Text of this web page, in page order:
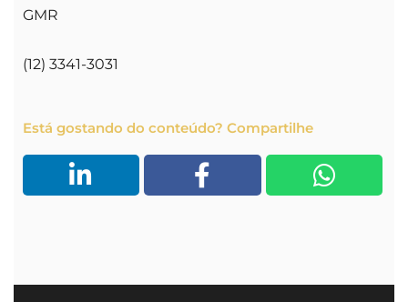
GMR
(12) 3341-3031
Está gostando do conteúdo? Compartilhe